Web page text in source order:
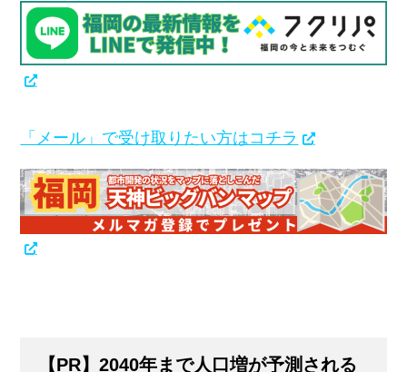
「メール」で受け取りたい方はコチラ
【PR】2040年まで人口増が予測される